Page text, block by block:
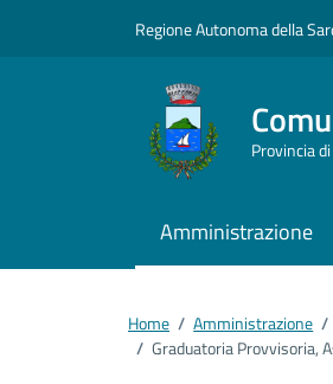
Regione Autonoma della
Provincia
Amministrazione
Home / Amministrazione /
/ Graduatoria Provvisoria,